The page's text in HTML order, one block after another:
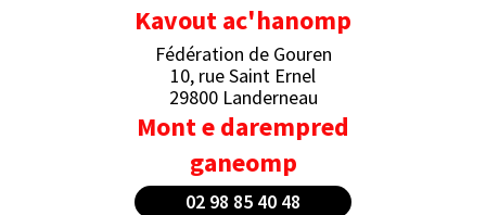
Kavout ac'hanomp
Fédération de Gouren
10, rue Saint Ernel
29800 Landerneau
Mont e darempred
ganeomp
02 98 85 40 48